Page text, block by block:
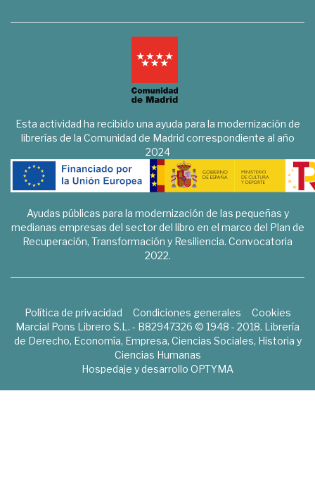
Esta actividad ha recibido una ayuda para la modernización de
librerías de la Comunidad de Madrid correspondiente al año
2024
Ayudas públicas para la modernización de las pequeñas y
medianas empresas del sector del libro en el marco del Plan de
Recuperación, Transformación y Resiliencia. Convocatoria
2022.
Política de privacidad Condiciones generales
Cookies
Marcial Pons Librero S.L. - B82947326 © 1948 - 2018. Librería
de Derecho, Economía, Empresa, Ciencias Sociales, Historia y
Ciencias Humanas
Hospedaje y desarrollo OPTYMA